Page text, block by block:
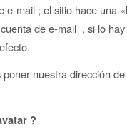
e-mail ; el sitio hace una
de e-mail , si lo
nuestra dirección
?